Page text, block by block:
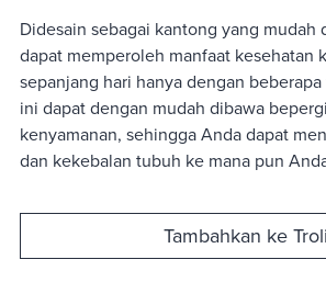
Didesain sebagai kantong yang mudah
dapat memperoleh manfaat kesehatan
sepanjang hari hanya dengan
ini dapat dengan mudah dibawa
kenyamanan, sehingga Anda dapat
dan kekebalan tubuh ke mana pun
Tambahkan ke Troli